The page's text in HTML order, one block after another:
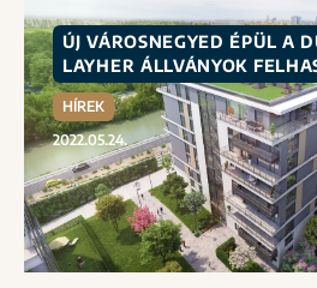
ÚJ VÁROSNEGYED ÉPÜL A
LAYHER ÁLLVÁNYOK
HÍREK
2022.05.24.